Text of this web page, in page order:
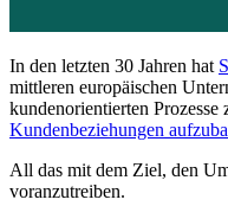
In den letzten 30 Jahren hat
mittleren europäischen
kundenorientierten Prozesse
Kundenbeziehungen
All das mit dem Ziel, den
voranzutreiben.